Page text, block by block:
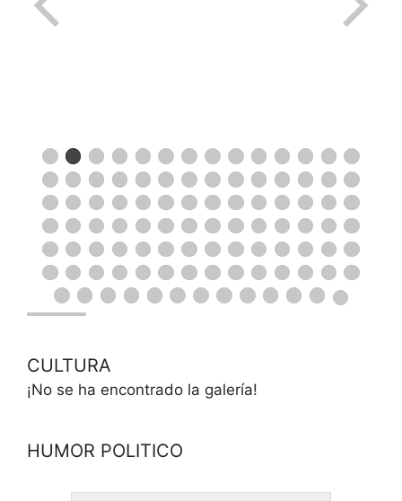
CULTURA
¡No se ha encontrado la galería!
HUMOR POLITICO